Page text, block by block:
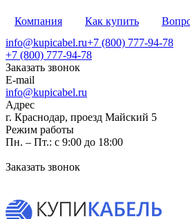
Компания Как купить
info@kupicabel.ru+7 (800) 777-94-78
+7 (800) 777-94-78
Заказать звонок
E-mail
info@kupicabel.ru
Адрес
г. Краснодар, проезд Майский 5
Режим работы
Пн. – Пт.: с 9:00 до 18:00
Заказать звонок